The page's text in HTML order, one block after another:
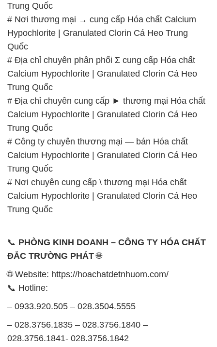
Trung Quốc
# Nơi thương mại → cung cấp Hóa chất Calcium
Hypochlorite | Granulated Clorin Cá Heo Trung
Quốc
# Địa chỉ chuyên phân phối Σ cung cấp Hóa chất
Calcium Hypochlorite | Granulated Clorin Cá Heo
Trung Quốc
# Địa chỉ chuyên cung cấp ► thương mại Hóa chất
Calcium Hypochlorite | Granulated Clorin Cá Heo
Trung Quốc
# Công ty chuyên thương mại — bán Hóa chất
Calcium Hypochlorite | Granulated Clorin Cá Heo
Trung Quốc
# Nơi chuyên cung cấp \ thương mại Hóa chất
Calcium Hypochlorite | Granulated Clorin Cá Heo
Trung Quốc
📞 PHÒNG KINH DOANH – CÔNG TY HÓA CHẤT
ĐẮC TRƯỜNG PHÁT🌐
🌐 Website: https://hoachatdetnhuom.com/
📞 Hotline:
– 0933.920.505 – 028.3504.5555
– 028.3756.1835 – 028.3756.1840 –
028.3756.1841- 028.3756.1842